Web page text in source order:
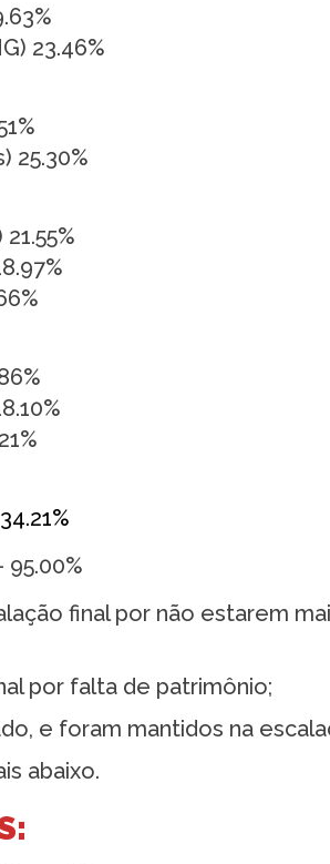
23.46%
25.30%
95.00%
final por não estarem
por falta de patrimônio;
e foram mantidos na
abaixo.